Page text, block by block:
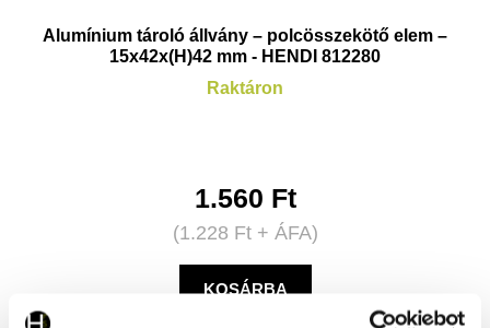
Alumínium tároló állvány – polcösszekötő elem –
15x42x(H)42 mm - HENDI 812280
Raktáron
1.560 Ft
(1.228 Ft+ ÁFA)
KOSÁRBA